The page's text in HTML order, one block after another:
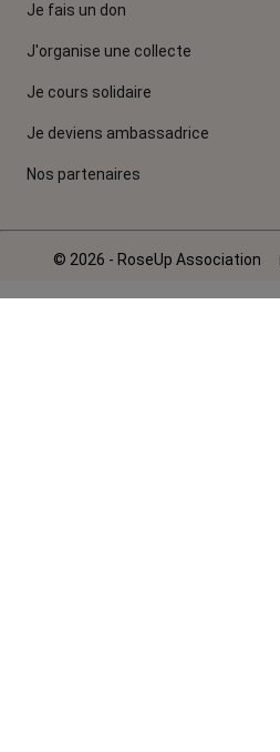
Je fais un don
J'organise une collecte
Je cours solidaire
Je deviens ambassadrice
Nos partenaires
© 2026 - RoseUp Association